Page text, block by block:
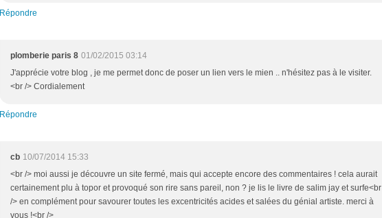
Répondre
plomberie paris 8 01/02/2015 03:14
J'apprécie votre blog , je me permet donc de poser un lien vers le mien .. n'hésitez pas à le visiter.
<br /> Cordialement
Répondre
cb 10/07/2014 15:33
<br /> moi aussi je découvre un site fermé, mais qui accepte encore des commentaires ! cela aurait
certainement plu à topor et provoqué son rire sans pareil, non ? je lis le livre de salim jay et surfe<br
/> en complément pour savourer toutes les excentricités acides et salées du génial artiste. merci à
vous !<br />